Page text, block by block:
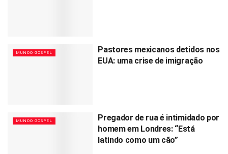
MUNDO GOSPEL
Pastores mexicanos detidos nos
EUA: uma crise de imigração
MUNDO GOSPEL
Pregador de rua é intimidado por
homem em Londres: “Está
latindo como um cão”